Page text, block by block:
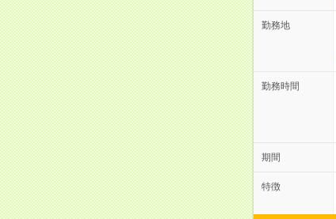
勤務地
勤務時間
期間
特徴